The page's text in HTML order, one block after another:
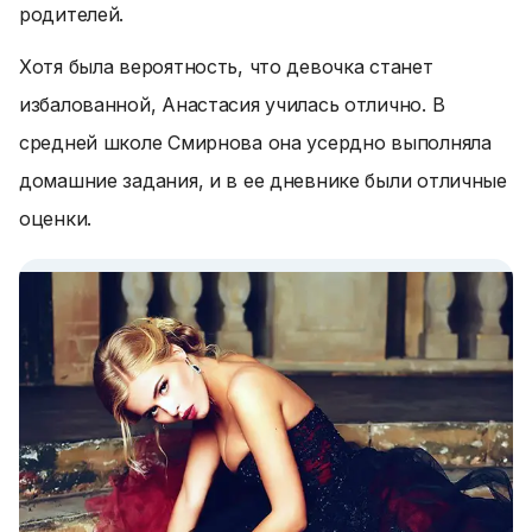
родителей.
Хотя была вероятность, что девочка станет
избалованной, Анастасия училась отлично. В
средней школе Смирнова она усердно выполняла
домашние задания, и в ее дневнике были отличные
оценки.